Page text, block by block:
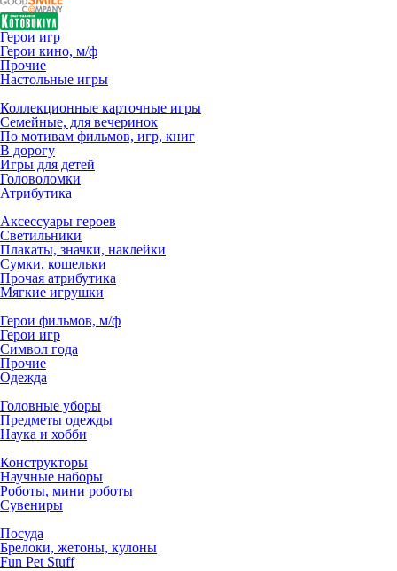
Герои игр
Герои кино, м/ф
Прочие
Настольные игры
Коллекционные карточные игры
Семейные, для вечеринок
По мотивам фильмов, игр, книг
В дорогу
Игры для детей
Головоломки
Атрибутика
Аксессуары героев
Светильники
Плакаты, значки, наклейки
Сумки, кошельки
Прочая атрибутика
Мягкие игрушки
Герои фильмов, м/ф
Герои игр
Символ года
Прочие
Одежда
Головные уборы
Предметы одежды
Наука и хобби
Конструкторы
Научные наборы
Роботы, мини роботы
Сувениры
Посуда
Брелоки, жетоны, кулоны
Fun Pet Stuff